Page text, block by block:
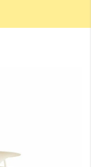
長が算出されます。
）